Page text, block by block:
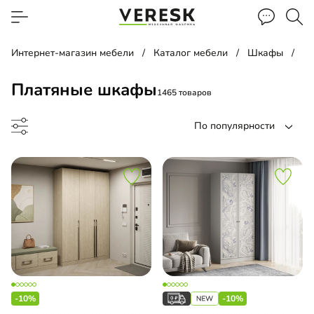
Интернет-магазин мебели Каталог мебели Шкафы
Платяные шкафы1465 товаров
По популярности
купе
гармошка
угловой
-10% -10%